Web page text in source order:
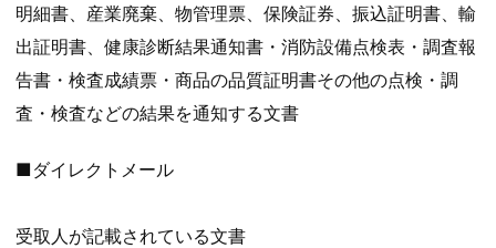
明細書、産業廃棄、物管理票、保険証券、振込証明書、輸
出証明書、健康診断結果通知書・消防設備点検表・調査報
告書・検査成績票・商品の品質証明書その他の点検・調
査・検査などの結果を通知する文書
■ダイレクトメール
受取人が記載されている文書